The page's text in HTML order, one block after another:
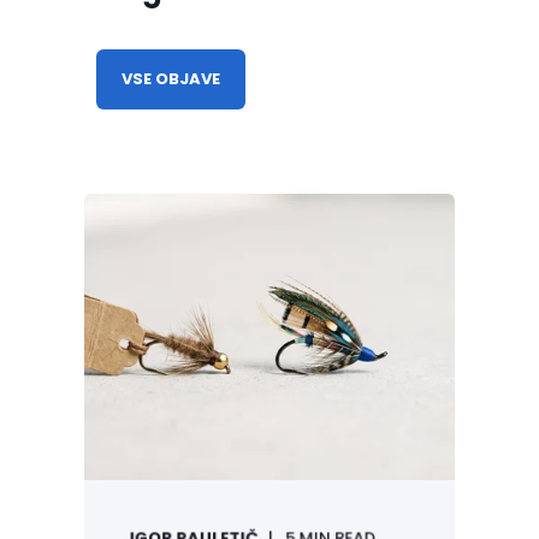
Growth as a Service
Podjetjem pomagamo povečati
VSE OBJAVE